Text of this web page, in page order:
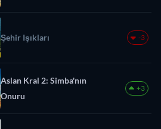
Şehir Işıkları -3
Aslan Kral 2: Simba'nın
Onuru
+3